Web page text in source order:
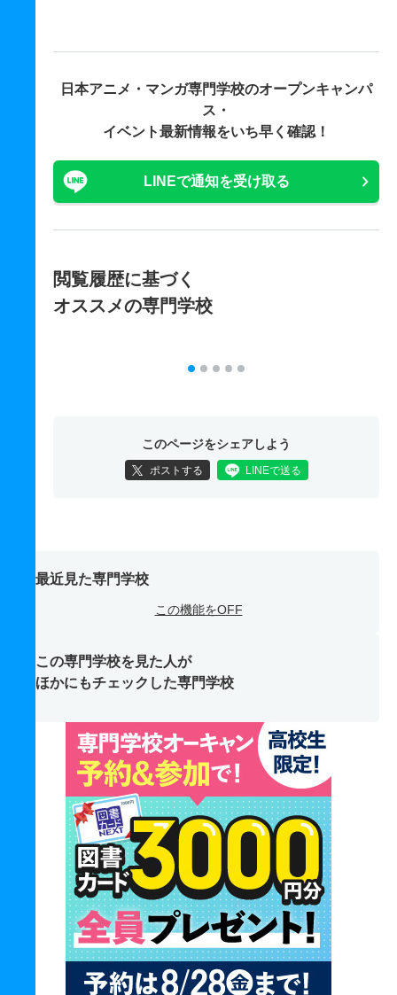
日本アニメ・マンガ専門学校のオープンキャンパ
ス・
イベント最新情報をいち早く確認！
LINEで通知を受け取る
閲覧履歴に基づく
オススメの専門学校
このページをシェアしよう
ポストする LINEで送る
最近見た専門学校
この機能をOFF
この専門学校を見た人が
ほかにもチェックした専門学校